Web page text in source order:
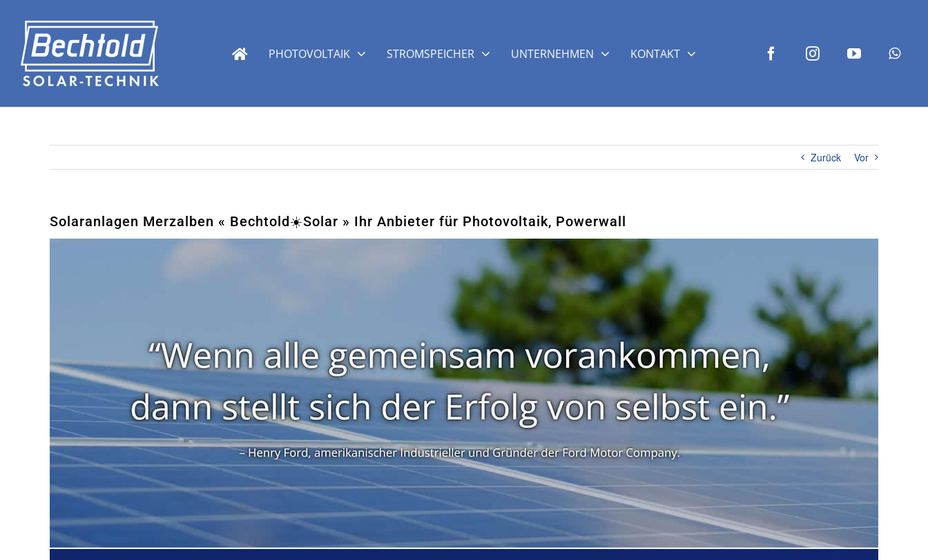
springen
PHOTOVOLTAIK STROMSPEICHER UNTERNEHMEN KONTAKT
Zurück Vor
Solaranlagen Merzalben « Bechtold☀️Solar » Ihr Anbieter für Photovoltaik, Powerwall